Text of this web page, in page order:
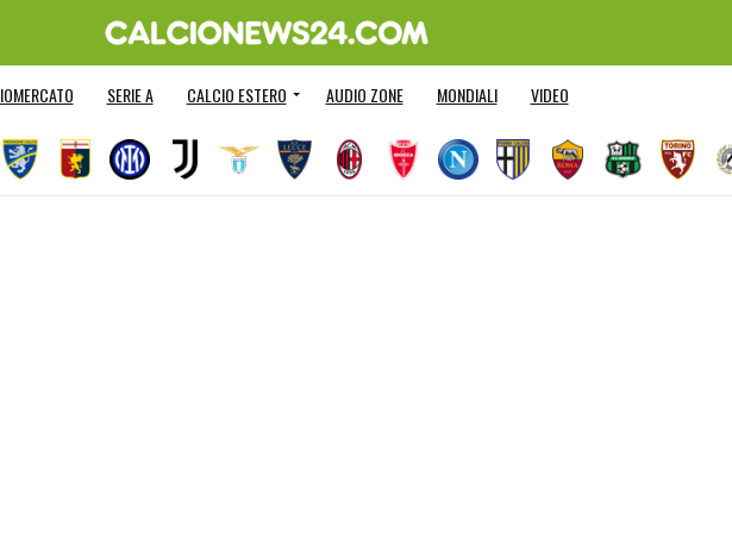
SERIE A CALCIO ESTERO AUDIO ZONE MONDIALI VIDEO